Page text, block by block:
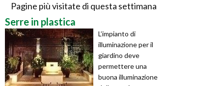
Pagine più visitate di questa settimana
Serre in plastica
L’impianto di
illuminazione per il
giardino deve
permettere una
buona illuminazione